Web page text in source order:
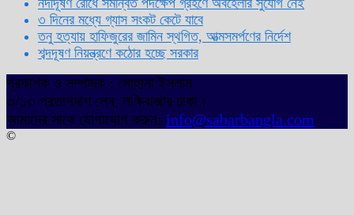
৩ দিনের মধ্যে গ্যাস সংকট কেটে যাবে
তনু হত্যায় হাফিজুরের জামিন স্থগিত, আত্মসমর্পণের নির্দেশ
শব্দদূষণ নিয়ন্ত্রণে কঠোর হচ্ছে সরকার
প্রকাশক ও সম্পাদক : সোহানা ইসলাম
৩/১৩ প্রতাপদাশ লেন, লক্ষিবাজার ঢাকা।
আমাদের সাথে যোগাযোগ করুন: info@sabarbangla.com
©